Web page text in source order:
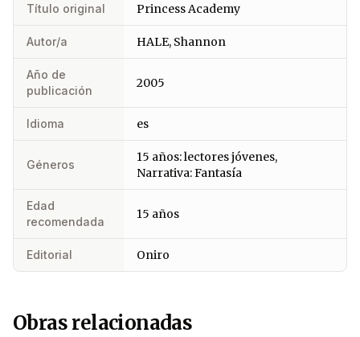
Título original Princess Academy
Autor/a HALE, Shannon
Año de
publicación
2005
Idioma es
Géneros
15 años: lectores jóvenes,
Narrativa: Fantasía
Edad
recomendada
15 años
Editorial Oniro
Obras relacionadas